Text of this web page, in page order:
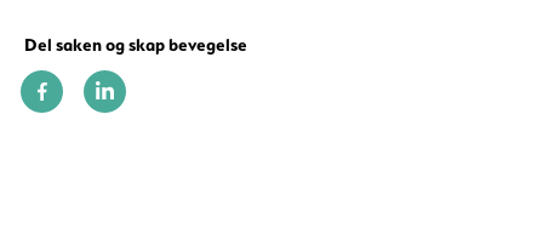
Del saken og skap bevegelse